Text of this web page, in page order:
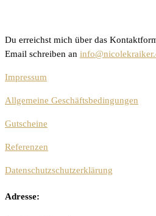
Du erreichst mich über das
Email schreiben an
Impressum
Allgemeine Geschäftsbedingungen
Gutscheine
Referenzen
Datenschutzschutzerklärung
Adresse: